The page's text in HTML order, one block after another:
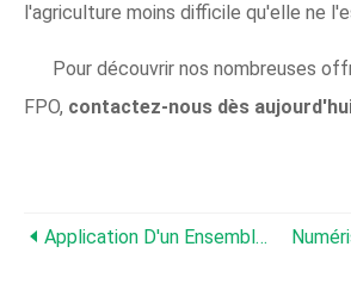
l'agriculture moins difficile qu'elle ne
Pour découvrir nos nombreuses
FPO, contactez-nous dès
Application D'un Ensemble De Pratiques Dans L'agriculture - Comment La Numérisation Agricole Aide Numérisation D'un